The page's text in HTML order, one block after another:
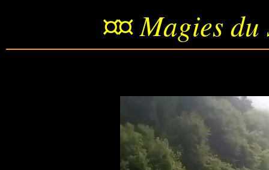
¤¤ Magies du